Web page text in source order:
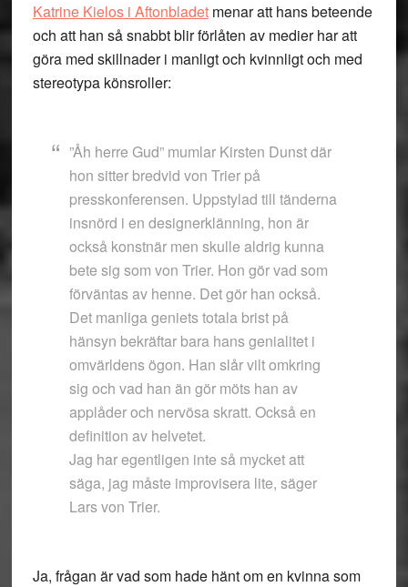
Katrine Kielos i Aftonbladetmenar att hans beteende
och att han så snabbt blir förlåten av medier har att
göra med skillnader i manligt och kvinnligt och med
stereotypa könsroller:
”Åh herre Gud” mumlar Kirsten Dunst där
hon sitter bredvid von Trier på
presskonferensen. Uppstylad till tänderna
insnörd i en designerklänning, hon är
också konstnär men skulle aldrig kunna
bete sig som von Trier. Hon gör vad som
förväntas av henne. Det gör han också.
Det manliga geniets totala brist på
hänsyn bekräftar bara hans genialitet i
omvärldens ögon. Han slår vilt omkring
sig och vad han än gör möts han av
applåder och nervösa skratt. Också en
definition av helvetet.
Jag har egentligen inte så mycket att
säga, jag måste improvisera lite, säger
Lars von Trier.
Ja, frågan är vad som hade hänt om en kvinna som